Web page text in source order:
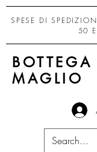
SPESE DI
50
BOTTEGA
MAGLIO